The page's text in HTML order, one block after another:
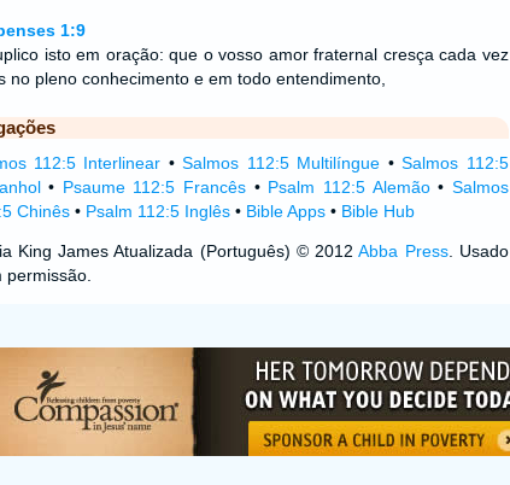
1:9
isto em oração: que o vosso amor fraternal cresça cada vez
no pleno conhecimento e em todo entendimento,
112:5 Interlinear •Salmos 112:5 Multilíngue •Salmos 112:5
• Psaume 112:5 Francês • Psalm 112:5 Alemão• Salmos
Chinês• Psalm 112:5 Inglês• Bible Apps• Bible Hub
King James Atualizada (Português) © 2012Abba Press. Usado
permissão.